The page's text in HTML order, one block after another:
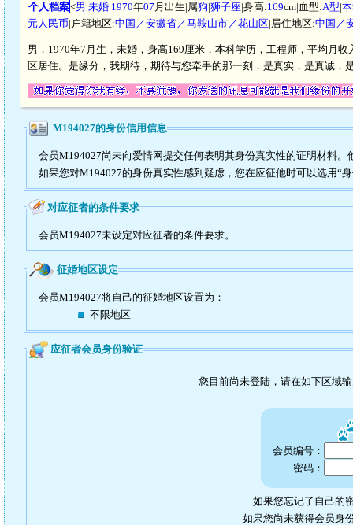
个人档案<男|未婚|1970年07 月出生|属狗|狮子座|身高:169cm|血型:A型|
元人民币|户籍地区:中国／安徽省／马鞍山市／花山区|居住地区:中国／
男，1970年7月生，未婚，身高169厘米，本科学历，工程师，平均月
区居住。是缘分，我期待，期待与您牵手的那一刻，是真实，是真诚
M194027的身份信用信息
会员M194027尚未向爱情网提交任何表明其身份真实性的证明材料。
如果您对M194027的身份真实性感到疑虑，您在应征他时可以选用“
对应征者的条件要求
会员M194027未设定对应征者的条件要求。
征婚地区设定
会员M194027将自己的征婚地区设置为：
不限地区
应征者会员身份验证
您目前尚未登陆，请在如下区域
会员编号：
密码：
如果您忘记了自己的
如果您尚未获得会员身